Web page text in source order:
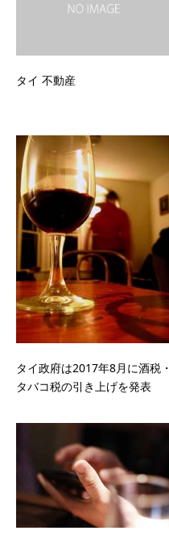
タイ 不動産
タイ政府は2017年8月に酒税・
タバコ税の引き上げを発表